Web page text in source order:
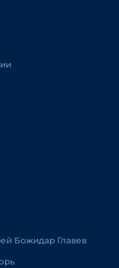
Божидар Главев